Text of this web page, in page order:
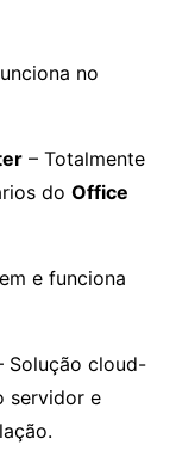
no
– Totalmente
do Office
e funciona
Solução cloud-
servidor e